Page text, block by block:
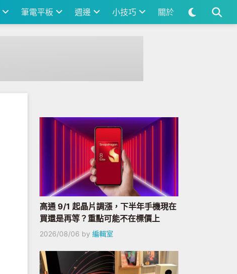
筆電平板 週邊 小技巧 關於
高通 9/1 起晶片調漲，下半年手機現在
買還是再等？重點可能不在標價上
2026/08/06 by 編輯室